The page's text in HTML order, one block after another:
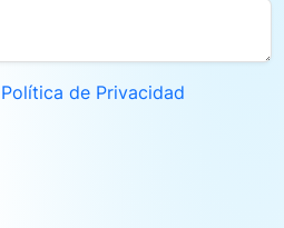
Política de Privacidad